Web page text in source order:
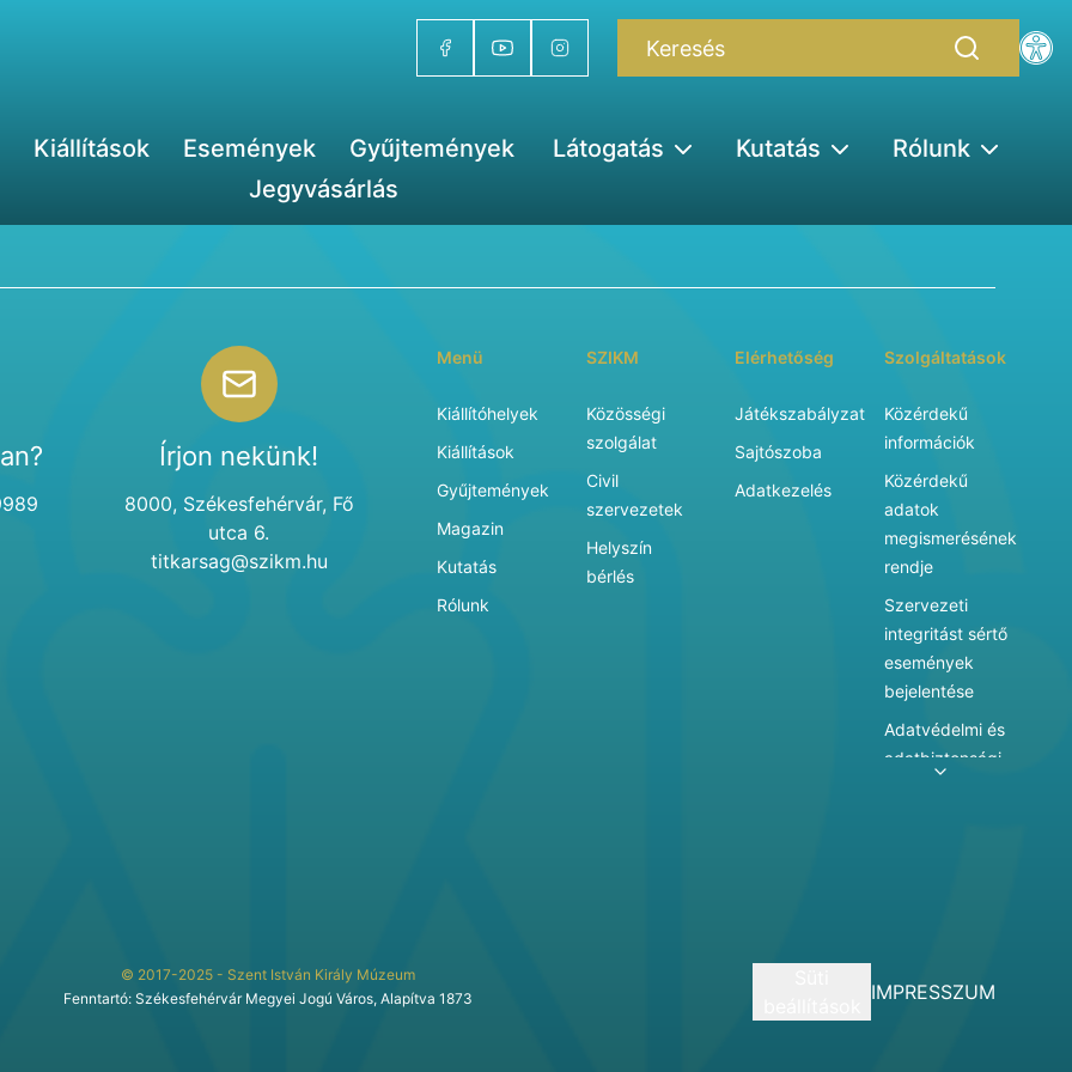
Kiállítások Események Gyűjtemények Látogatás Kutatás
Rólunk
Jegyvásárlás
Írjon nekünk!
8000, Székesfehérvár, Fő
utca 6.
titkarsag@szikm.hu
Menü
Kiállítóhelyek
Kiállítások
Gyűjtemények
Magazin
Kutatás
Rólunk
SZIKM
Közösségi
szolgálat
Civil
szervezetek
Helyszín
bérlés
Elérhetőség
Játékszabályzat
Sajtószoba
Adatkezelés
Szolgáltatások
Közérdekű
információk
Közérdekű
adatok
megismerésének
rendje
Szervezeti
integritást sértő
események
bejelentése
Adatvédelmi és
adatbiztonsági
szolgáltatásai
© 2017-2025 - Szent István Király Múzeum
Fenntartó: Székesfehérvár Megyei Jogú Város, Alapítva 1873
IMPRESSZUM